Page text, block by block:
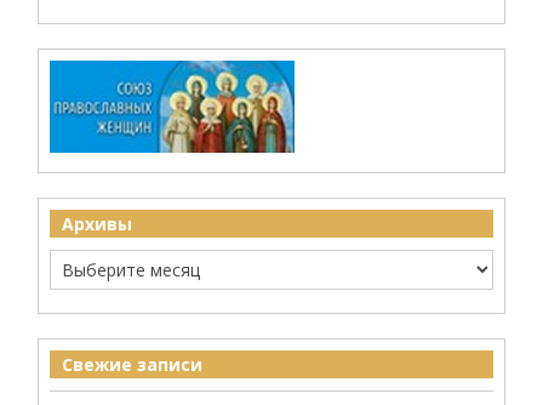
Архивы
Свежие записи